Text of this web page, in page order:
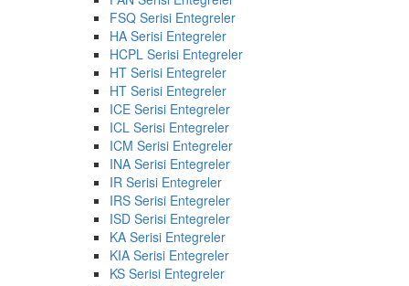
FSQ Serisi Entegreler
HA Serisi Entegreler
HCPL Serisi Entegreler
HT Serisi Entegreler
HT Serisi Entegreler
ICE Serisi Entegreler
ICL Serisi Entegreler
ICM Serisi Entegreler
INA Serisi Entegreler
IR Serisi Entegreler
IRS Serisi Entegreler
ISD Serisi Entegreler
KA Serisi Entegreler
KIA Serisi Entegreler
KS Serisi Entegreler